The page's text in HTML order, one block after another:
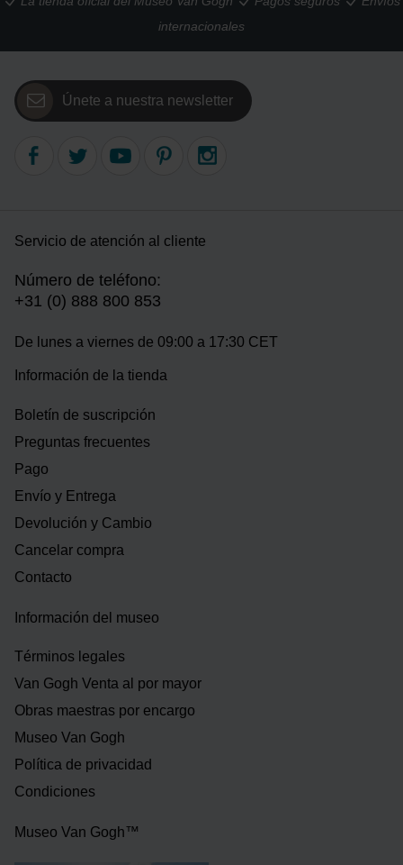
internacionales
Únete a nuestra newsletter
Servicio de atención al cliente
Número de teléfono:
+31 (0) 888 800 853
De lunes a viernes de 09:00 a 17:30 CET
Información de la tienda
Boletín de suscripción
Preguntas frecuentes
Pago
Envío y Entrega
Devolución y Cambio
Cancelar compra
Contacto
Información del museo
Términos legales
Van Gogh Venta al por mayor
Obras maestras por encargo
Museo Van Gogh
Política de privacidad
Condiciones
Museo Van Gogh™